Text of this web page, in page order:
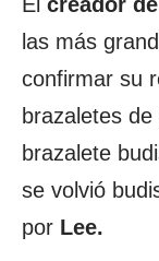
las más
confirmar su
brazaletes
brazalete
se volvió
por Lee.